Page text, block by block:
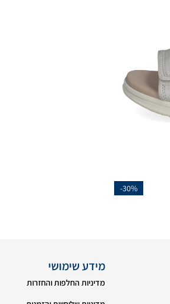
-30%
מידע שימושי
מדיניות החלפות והחזרות